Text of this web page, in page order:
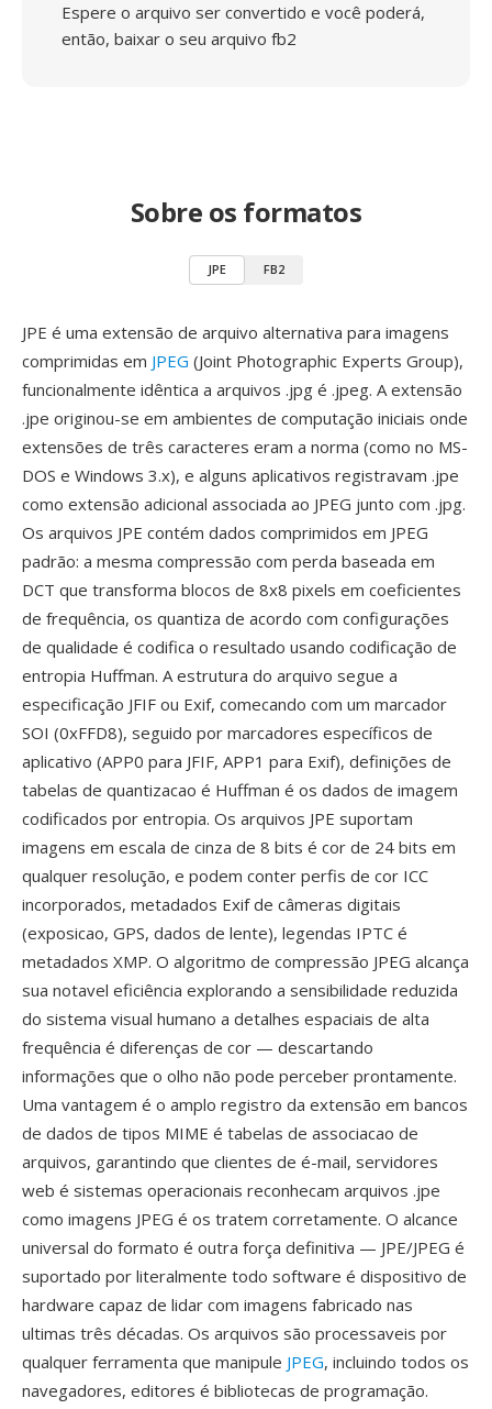
Espere o arquivo ser convertido e você poderá,
então, baixar o seu arquivo fb2
Sobre os formatos
JPE FB2
JPE é uma extensão de arquivo alternativa para imagens
comprimidas em JPEG (Joint Photographic Experts Group),
funcionalmente idêntica a arquivos .jpg é .jpeg. A extensão
.jpe originou-se em ambientes de computação iniciais onde
extensões de três caracteres eram a norma (como no MS-
DOS e Windows 3.x), e alguns aplicativos registravam .jpe
como extensão adicional associada ao JPEG junto com .jpg.
Os arquivos JPE contém dados comprimidos em JPEG
padrão: a mesma compressão com perda baseada em
DCT que transforma blocos de 8x8 pixels em coeficientes
de frequência, os quantiza de acordo com configurações
de qualidade é codifica o resultado usando codificação de
entropia Huffman. A estrutura do arquivo segue a
especificação JFIF ou Exif, comecando com um marcador
SOI (0xFFD8), seguido por marcadores específicos de
aplicativo (APP0 para JFIF, APP1 para Exif), definições de
tabelas de quantizacao é Huffman é os dados de imagem
codificados por entropia. Os arquivos JPE suportam
imagens em escala de cinza de 8 bits é cor de 24 bits em
qualquer resolução, e podem conter perfis de cor ICC
incorporados, metadados Exif de câmeras digitais
(exposicao, GPS, dados de lente), legendas IPTC é
metadados XMP. O algoritmo de compressão JPEG alcança
sua notavel eficiência explorando a sensibilidade reduzida
do sistema visual humano a detalhes espaciais de alta
frequência é diferenças de cor — descartando
informações que o olho não pode perceber prontamente.
Uma vantagem é o amplo registro da extensão em bancos
de dados de tipos MIME é tabelas de associacao de
arquivos, garantindo que clientes de é-mail, servidores
web é sistemas operacionais reconhecam arquivos .jpe
como imagens JPEG é os tratem corretamente. O alcance
universal do formato é outra força definitiva — JPE/JPEG é
suportado por literalmente todo software é dispositivo de
hardware capaz de lidar com imagens fabricado nas
ultimas três décadas. Os arquivos são processaveis por
qualquer ferramenta que manipule JPEG, incluindo todos os
navegadores, editores é bibliotecas de programação.